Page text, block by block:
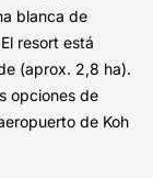
blanca de
resort está
(aprox. 2,8 ha).
opciones de
de Koh